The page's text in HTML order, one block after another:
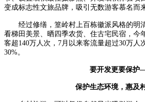
变成标志性文旅品牌，吸引无数游客慕名而
经过修缮，篁岭村上百栋徽派风格的明清
看梯田美景、晒四季农货、住古宅民宿，今
客超140万人次，7月以来客流量超过30万人
30%。
要开发更要保
保护生态环境，惠及